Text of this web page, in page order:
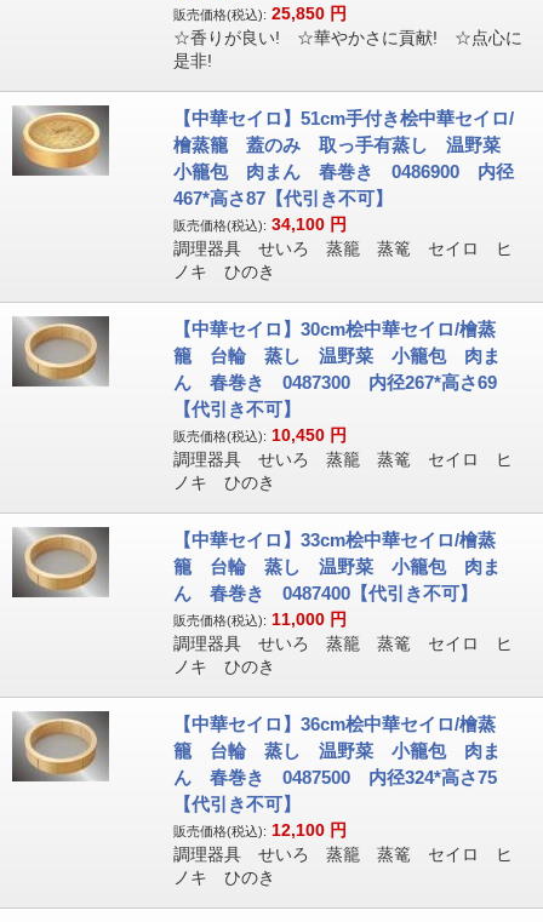
販売価格(税込): 25,850 円
☆香りが良い! ☆華やかさに貢献! ☆点心に
是非!
【中華セイロ】51cm手付き桧中華セイロ/
檜蒸籠 蓋のみ 取っ手有蒸し 温野菜
小籠包 肉まん 春巻き 0486900 内径
467*高さ87【代引き不可】
販売価格(税込): 34,100 円
調理器具 せいろ 蒸籠 蒸篭 セイロ ヒ
ノキ ひのき
【中華セイロ】30cm桧中華セイロ/檜蒸
籠 台輪 蒸し 温野菜 小籠包 肉ま
ん 春巻き 0487300 内径267*高さ69
【代引き不可】
販売価格(税込): 10,450 円
調理器具 せいろ 蒸籠 蒸篭 セイロ ヒ
ノキ ひのき
【中華セイロ】33cm桧中華セイロ/檜蒸
籠 台輪 蒸し 温野菜 小籠包 肉ま
ん 春巻き 0487400【代引き不可】
販売価格(税込): 11,000 円
調理器具 せいろ 蒸籠 蒸篭 セイロ ヒ
ノキ ひのき
【中華セイロ】36cm桧中華セイロ/檜蒸
籠 台輪 蒸し 温野菜 小籠包 肉ま
ん 春巻き 0487500 内径324*高さ75
【代引き不可】
販売価格(税込): 12,100 円
調理器具 せいろ 蒸籠 蒸篭 セイロ ヒ
ノキ ひのき